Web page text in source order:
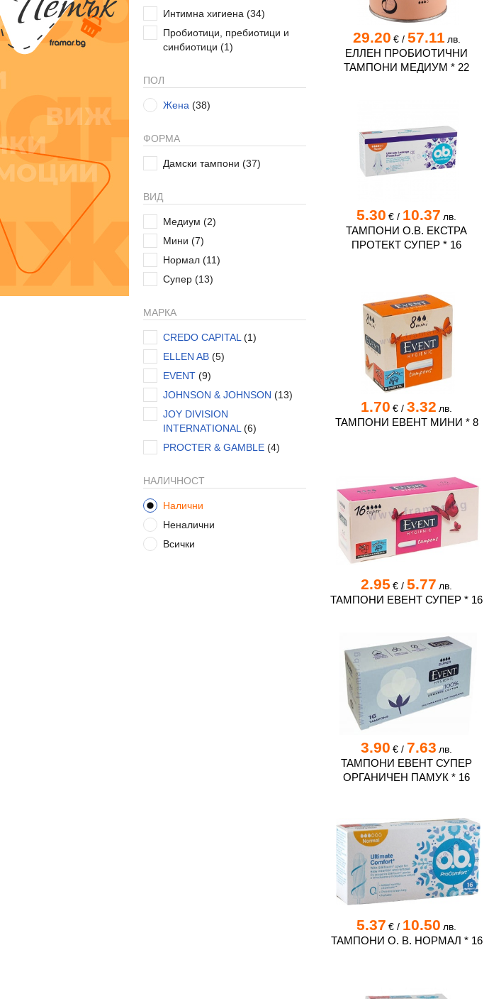
29.20 €/ 57.11 лв.
ЕЛЛЕН ПРОБИОТИЧНИ
ТАМПОНИ МЕДИУМ * 22
5.30 € / 10.37 лв.
ТАМПОНИ O.B. ЕКСТРА
ПРОТЕКТ СУПЕР * 16
1.70 € /3.32 лв.
ТАМПОНИ ЕВЕНТ МИНИ * 8
2.95 € /5.77 лв.
ТАМПОНИ ЕВЕНТ СУПЕР * 16
3.90 € / 7.63 лв.
ТАМПОНИ ЕВЕНТ СУПЕР
ОРГАНИЧЕН ПАМУК * 16
5.37 € / 10.50 лв.
ТАМПОНИ О. В. НОРМАЛ * 16
Интимна хигиена (34)
Пробиотици, пребиотици и
синбиотици (1)
ПОЛ
Жена (38)
ФОРМА
Дамски тампони (37)
ВИД
Медиум (2)
Мини (7)
Нормал (11)
Супер (13)
МАРКА
CREDO CAPITAL (1)
ELLEN AB (5)
EVENT (9)
JOHNSON & JOHNSON (13)
JOY DIVISION
INTERNATIONAL (6)
PROCTER & GAMBLE (4)
НАЛИЧНОСТ
Налични
Неналични
Всички